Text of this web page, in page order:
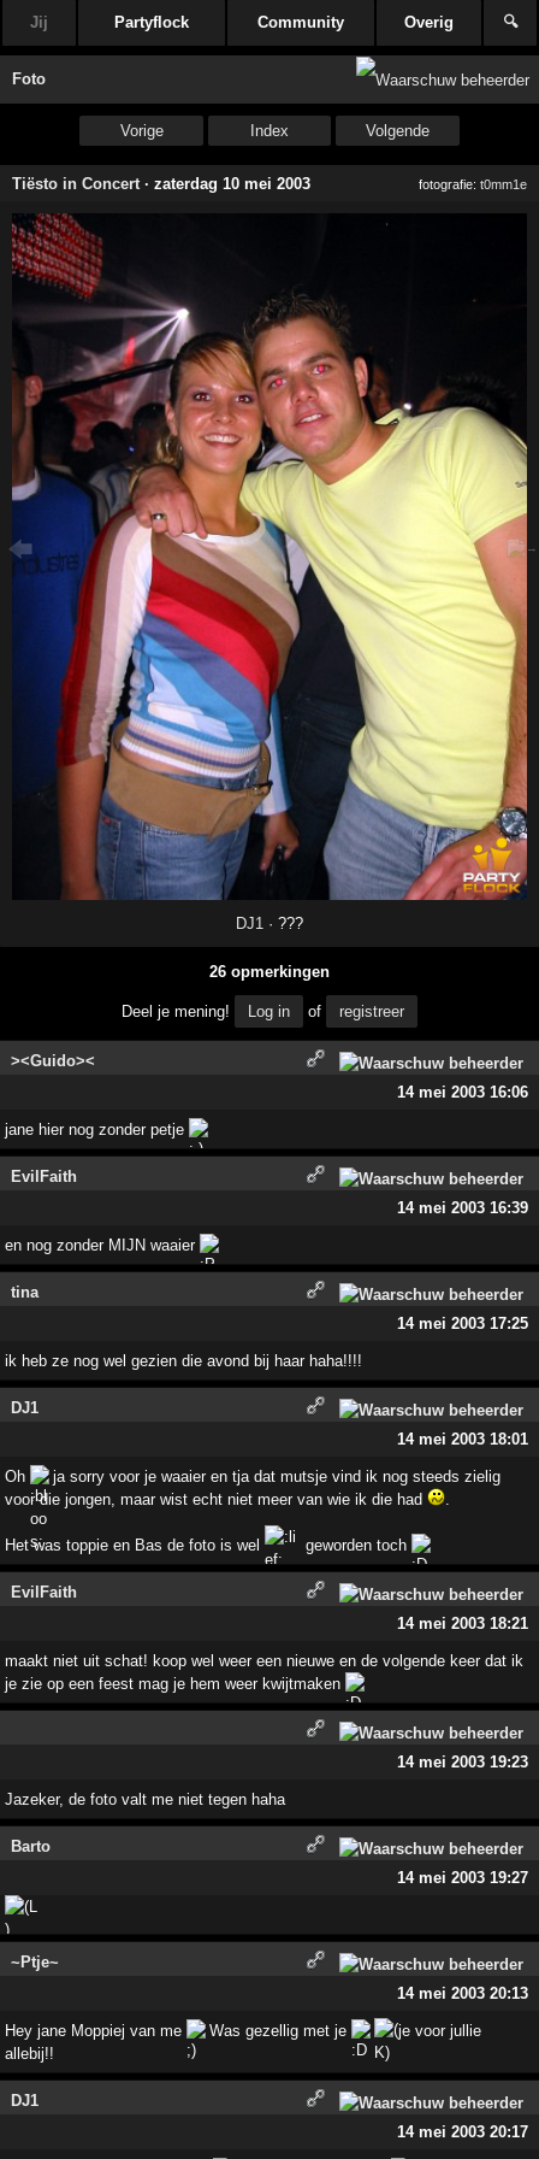
Jij Partyflock Community Overig 🔍
Foto
Vorige Index Volgende
Tiësto in Concert ·zaterdag 10 mei 2003 fotografie: t0mm1e
DJ1 · ???
26 opmerkingen
Deel je mening! Log in of registreer
><Guido><
14 mei 2003 16:06
jane hier nog zonder petje
EvilFaith
14 mei 2003 16:39
en nog zonder MIJN waaier
tina
14 mei 2003 17:25
ik heb ze nog wel gezien die avond bij haar haha!!!!
DJ1
14 mei 2003 18:01
Oh
ja sorry voor je waaier en tja dat mutsje vind ik nog steeds zielig
voor die jongen, maar wist echt niet meer van wie ik die had
.
Het was toppie en Bas de foto is wel geworden toch
EvilFaith
14 mei 2003 18:21
maakt niet uit schat! koop wel weer een nieuwe en de volgende keer dat ik
je zie op een feest mag je hem weer kwijtmaken
14 mei 2003 19:23
Jazeker, de foto valt me niet tegen haha
Barto
14 mei 2003 19:27
~Ptje~
14 mei 2003 20:13
Hey jane Moppiej van me Was gezellig met je
je voor jullie
allebij!!
DJ1
14 mei 2003 20:17